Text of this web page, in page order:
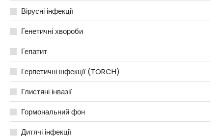
Вірусні інфекції
Генетичні хвороби
Гепатит
Герпетичні інфекції (TORCH)
Глистяні інвазії
Гормональний фон
Дитячі інфекції